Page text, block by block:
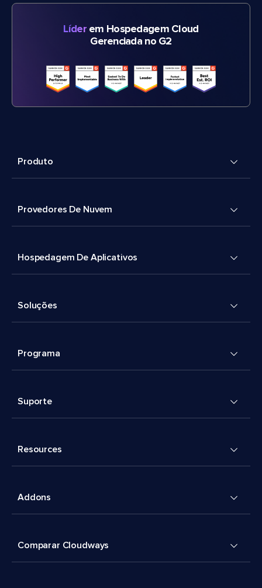
Líderem Hospedagem Cloud
Gerenciada no G2
Produto
Provedores De Nuvem
Hospedagem De Aplicativos
Soluções
Programa
Suporte
Resources
Addons
Comparar Cloudways